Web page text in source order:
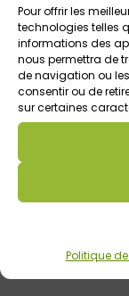
Pour offrir les
technologies telles
informations des
nous permettra de
de navigation ou
consentir ou de
sur certaines
Politique
minutes.
Explications et
DIY